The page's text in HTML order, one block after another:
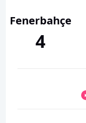
Fenerbahçe
4